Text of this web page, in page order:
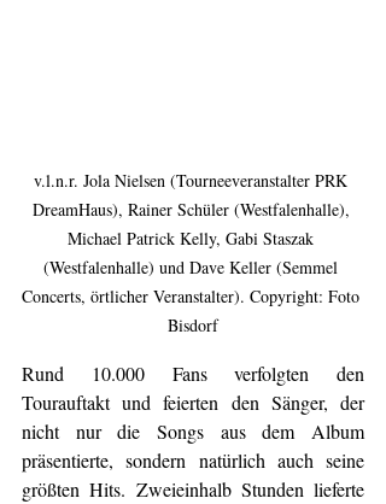
v.l.n.r. Jola Nielsen (Tourneeveranstalter PRK
DreamHaus), Rainer Schüler (Westfalenhalle),
Michael Patrick Kelly, Gabi Staszak
(Westfalenhalle) und Dave Keller (Semmel
Concerts, örtlicher Veranstalter). Copyright: Foto
Bisdorf
Rund 10.000 Fans verfolgten den
Tourauftakt und feierten den Sänger, der
nicht nur die Songs aus dem Album
präsentierte, sondern natürlich auch seine
größten Hits. Zweieinhalb Stunden lieferte